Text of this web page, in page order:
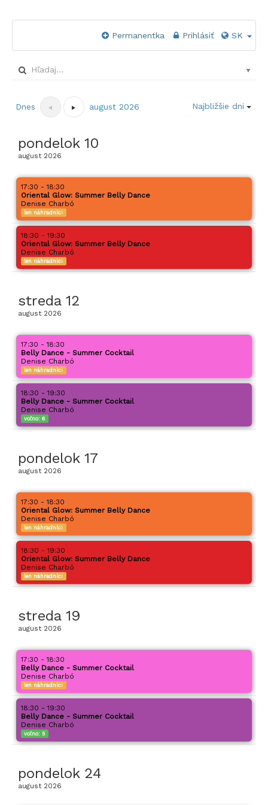
Permanentka Prihlásiť SK
Dnes august 2026 Najbližšie dni
pondelok 10
august 2026
17:30 - 18:30
Oriental Glow: Summer Belly Dance
Denise Charbó
len náhradníci
18:30 - 19:30
Oriental Glow: Summer Belly Dance
Denise Charbó
len náhradníci
streda 12
august 2026
17:30 - 18:30
Belly Dance - Summer Cocktail
Denise Charbó
len náhradníci
18:30 - 19:30
Belly Dance - Summer Cocktail
Denise Charbó
voľno:6
pondelok 17
august 2026
17:30 - 18:30
Oriental Glow: Summer Belly Dance
Denise Charbó
len náhradníci
18:30 - 19:30
Oriental Glow: Summer Belly Dance
Denise Charbó
len náhradníci
streda 19
august 2026
17:30 - 18:30
Belly Dance - Summer Cocktail
Denise Charbó
len náhradníci
18:30 - 19:30
Belly Dance - Summer Cocktail
Denise Charbó
voľno: 5
pondelok 24
august 2026